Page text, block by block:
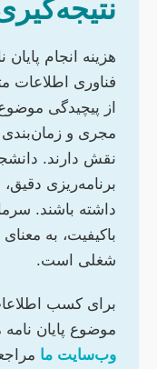
هزینه انجام
فناوری اطلاعات
از پیچیدگی
مجری و
نقش دارند.
برنامه‌ریزی
داشته باشند.
باکیفیت، به
شغلی است.
برای کسب
موضوع پایان نامه
وب‌سایت ما